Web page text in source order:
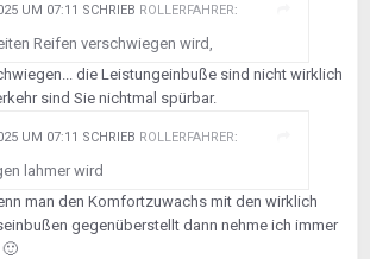
UM 07:11 SCHRIEB ROLLERFAHRER:
Reifen verschwiegen wird,
die Leistungeinbuße sind nicht wirklich
sind Sie nichtmal spürbar.
UM 07:11 SCHRIEB ROLLERFAHRER:
lahmer wird
man den Komfortzuwachs mit den wirklich
gegenüberstellt dann nehme ich immer
🙂